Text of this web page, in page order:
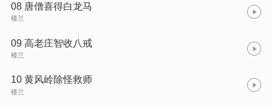
08 唐僧喜得白龙马
楼兰
09 高老庄智收八戒
楼兰
10 黄风岭除怪救师
楼兰